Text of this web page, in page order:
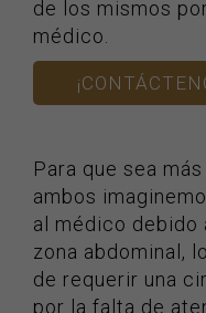
de los mismos
médico.
Para que sea
ambos
al médico debido
zona abdominal,
de requerir una
por la falta de